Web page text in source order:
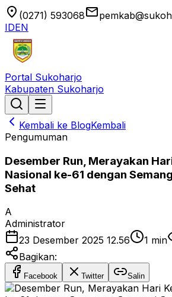
location_on (0271) 593068email
IDEN
Portal Sukoharjo
Kabupaten Sukoharjo
Kembali ke BlogKembali
Pengumuman
Desember Run, Merayakan
Nasional ke-61 dengan
Sehat
A
Administrator
23 Desember 2025 12.56
1 min
Bagikan:
Facebook Twitter Salin